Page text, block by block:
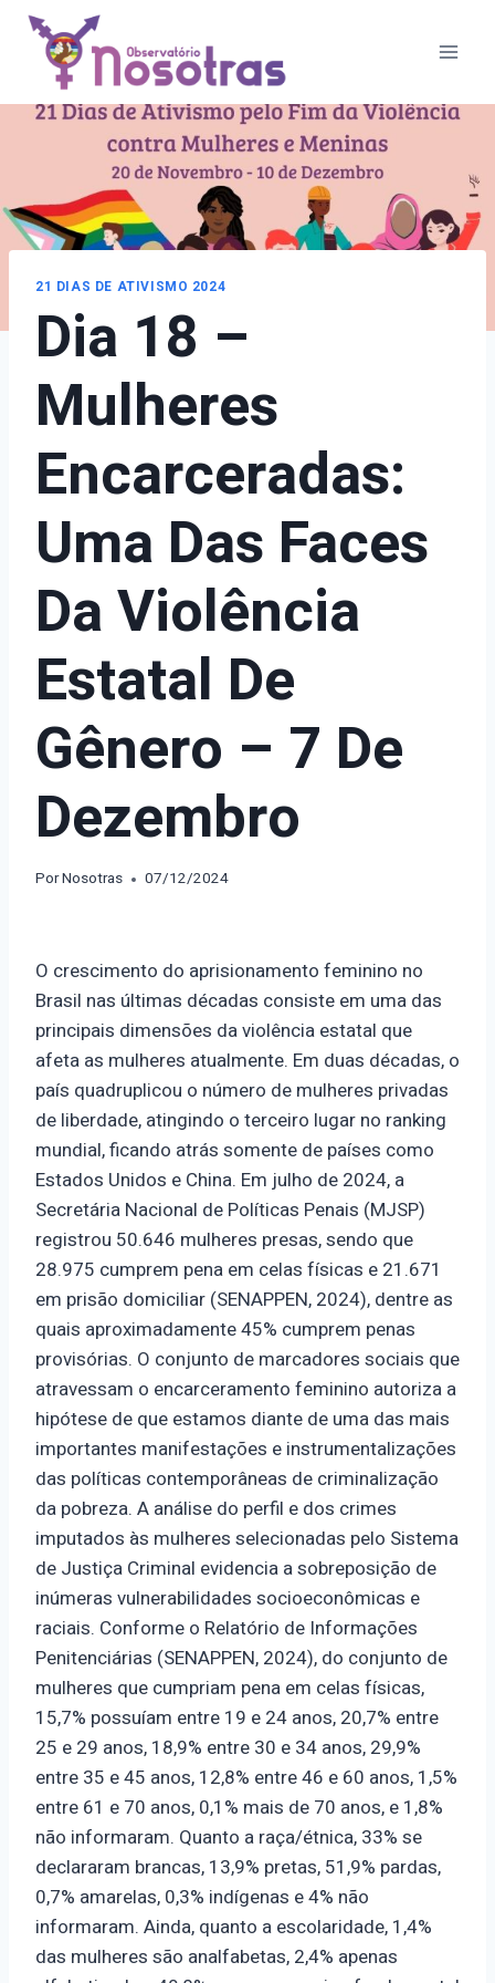
Pular
Conteúdo
21 DIAS DE ATIVISMO 2024
Dia 18 –
Mulheres
Encarceradas:
Uma Das Faces
Da Violência
Estatal De
Gênero – 7 De
Dezembro
PorNosotras 07/12/2024
O crescimento do aprisionamento feminino no
Brasil nas últimas décadas consiste em uma das
principais dimensões da violência estatal que
afeta as mulheres atualmente. Em duas décadas, o
país quadruplicou o número de mulheres privadas
de liberdade, atingindo o terceiro lugar no ranking
mundial, ficando atrás somente de países como
Estados Unidos e China. Em julho de 2024, a
Secretária Nacional de Políticas Penais (MJSP)
registrou 50.646 mulheres presas, sendo que
28.975 cumprem pena em celas físicas e 21.671
em prisão domiciliar (SENAPPEN, 2024), dentre as
quais aproximadamente 45% cumprem penas
provisórias. O conjunto de marcadores sociais que
atravessam o encarceramento feminino autoriza a
hipótese de que estamos diante de uma das mais
importantes manifestações e instrumentalizações
das políticas contemporâneas de criminalização
da pobreza. A análise do perfil e dos crimes
imputados às mulheres selecionadas pelo Sistema
de Justiça Criminal evidencia a sobreposição de
inúmeras vulnerabilidades socioeconômicas e
raciais. Conforme o Relatório de Informações
Penitenciárias (SENAPPEN, 2024), do conjunto de
mulheres que cumpriam pena em celas físicas,
15,7% possuíam entre 19 e 24 anos, 20,7% entre
25 e 29 anos, 18,9% entre 30 e 34 anos, 29,9%
entre 35 e 45 anos, 12,8% entre 46 e 60 anos, 1,5%
entre 61 e 70 anos, 0,1% mais de 70 anos, e 1,8%
não informaram. Quanto a raça/étnica, 33% se
declararam brancas, 13,9% pretas, 51,9% pardas,
0,7% amarelas, 0,3% indígenas e 4% não
informaram. Ainda, quanto a escolaridade, 1,4%
das mulheres são analfabetas, 2,4% apenas